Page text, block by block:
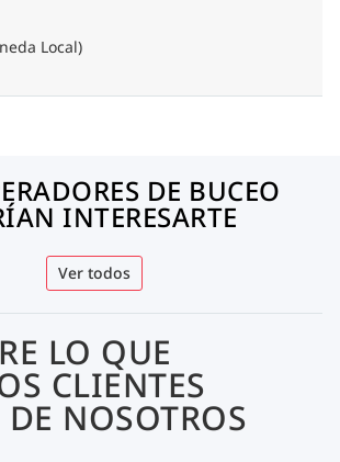
Local)
DE BUCEO
INTERESARTE
Ver todos
LO QUE
CLIENTES
NOSOTROS